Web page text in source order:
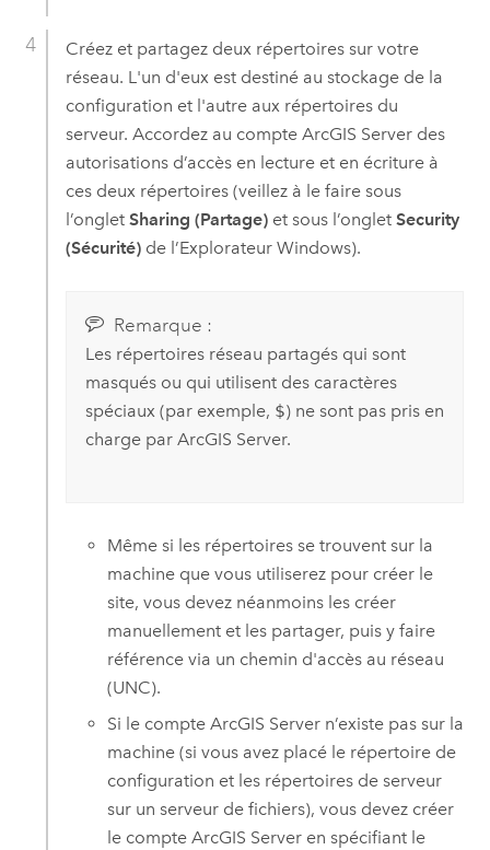
Créez et partagez deux répertoires sur votre
réseau. L'un d'eux est destiné au stockage de la
configuration et l'autre aux répertoires du
serveur. Accordez au compte ArcGIS Serverdes
autorisations d’accès en lecture et en écriture à
ces deux répertoires (veillez à le faire sous
l’onglet Sharing (Partage)et sous l’onglet Security
(Sécurité)de l’Explorateur Windows).
Remarque :
Les répertoires réseau partagés qui sont
masqués ou qui utilisent des caractères
spéciaux (par exemple, $) ne sont pas pris en
charge par ArcGIS Server.
Même si les répertoires se trouvent sur la
machine que vous utiliserez pour créer le
site, vous devez néanmoins les créer
manuellement et les partager, puis y faire
référence via un chemin d'accès au réseau
(UNC).
Si le compteArcGIS Server n’existe pas sur la
machine (si vous avez placé le répertoire de
configuration et les répertoires de serveur
sur un serveur de fichiers), vous devez créer
le compteArcGIS Server en spécifiant le